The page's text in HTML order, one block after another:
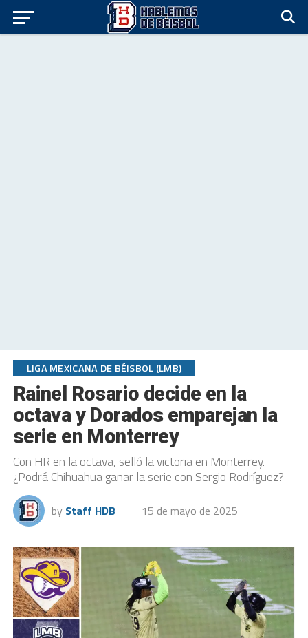
LIGA MEXICANA DE BÉISBOL (LMB)
Rainel Rosario decide en la
octava y Dorados emparejan la
serie en Monterrey
Con HR en la octava, selló la victoria en Monterrey.
¿Podrá Chihuahua ganar la serie con Sergio Rodríguez?
by Staff HDB 15 de mayo de 2025